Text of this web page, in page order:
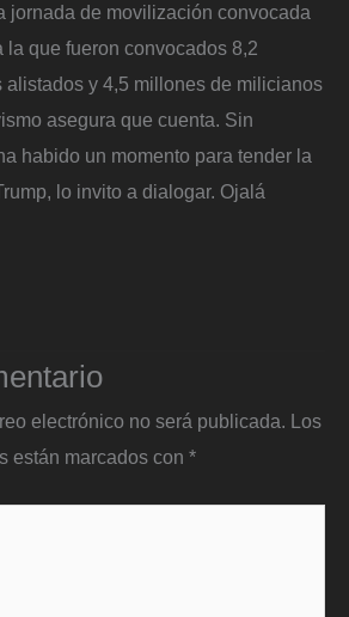
jornada de movilización convocada
la que fueron convocados 8,2
alistados y 4,5 millones de milicianos
asegura que cuenta. Sin
habido un momento para tender la
lo invito a dialogar. Ojalá
electrónico no será publicada. Los
están marcados con *